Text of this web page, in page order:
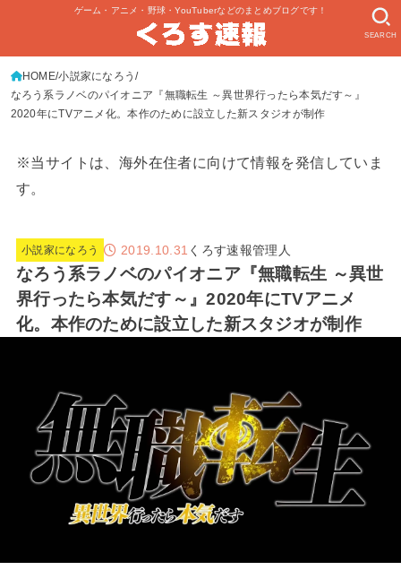
ゲーム・アニメ・野球・YouTuberなどのまとめブログです！
SEARCH
HOME 小説家になろう
なろう系ラノベのパイオニア『無職転生 ～異世界行ったら本気だす～』
2020年にTVアニメ化。本作のために設立した新スタジオが制作
※当サイトは、海外在住者に向けて情報を発信していま
す。
小説家になろう 2019.10.31 くろす速報管理人
なろう系ラノベのパイオニア『無職転生 ～異世
界行ったら本気だす～』2020年にTVアニメ
化。本作のために設立した新スタジオが制作